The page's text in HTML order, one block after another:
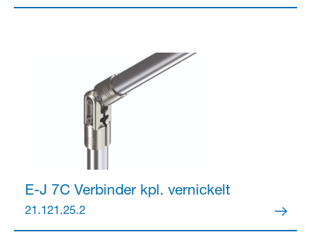
E-J 7C Verbinder kpl. vernickelt
21.121.25.2